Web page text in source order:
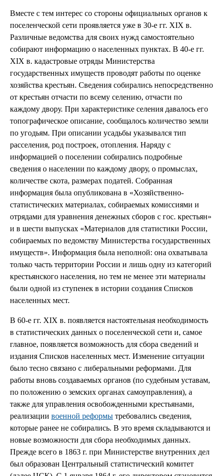
Вместе с тем интерес со стороны официальных органов к
поселенческой сети проявляется уже в 30-е гг. XIX в.
Различные ведомства для своих нужд самостоятельно
собирают информацию о населенных пунктах. В 40-е гг.
XIX в. кадастровые отряды Министерства
государственных имуществ проводят работы по оценке
хозяйства крестьян. Сведения собирались непосредственно
от крестьян отчасти по всему селению, отчасти по
каждому двору. При характеристике селения давалось его
топографическое описание, сообщалось количество земли
по угодьям. При описании усадьбы указывался тип
расселения, род построек, отопления. Наряду с
информацией о поселении собирались подробные
сведения о населении по каждому двору, о промыслах,
количестве скота, размерах податей. Собранная
информация была опубликована в «Хозяйственно-
статистических материалах, собираемых комиссиями и
отрядами для уравнения денежных сборов с гос. крестьян»
и в шести выпусках «Материалов для статистики России,
собираемых по ведомству Министерства государственных
имуществ». Информация была неполной: она охватывала
только часть территории России и лишь одну из категорий
крестьянского населения, но тем не менее эти материалы
были одной из ступенек в истории создания Списков
населенных мест.
В 60-е гг. XIX в. появляется настоятельная необходимость
в статистических данных о поселенческой сети и, самое
главное, появляется возможность для сбора сведений и
издания Списков населенных мест. Изменение ситуации
было тесно связано с либеральными реформами. Для
работы вновь создаваемых органов (по судебным уставам,
по положению о земских органах самоуправления), а
также для управления освобожденными крестьянами,
реализации военной реформы требовались сведения,
которые ранее не собирались. В это время складываются и
новые возможности для сбора необходимых данных.
Прежде всего в 1863 г. при Министерстве внутренних дел
был образован Центральный статистический комитет